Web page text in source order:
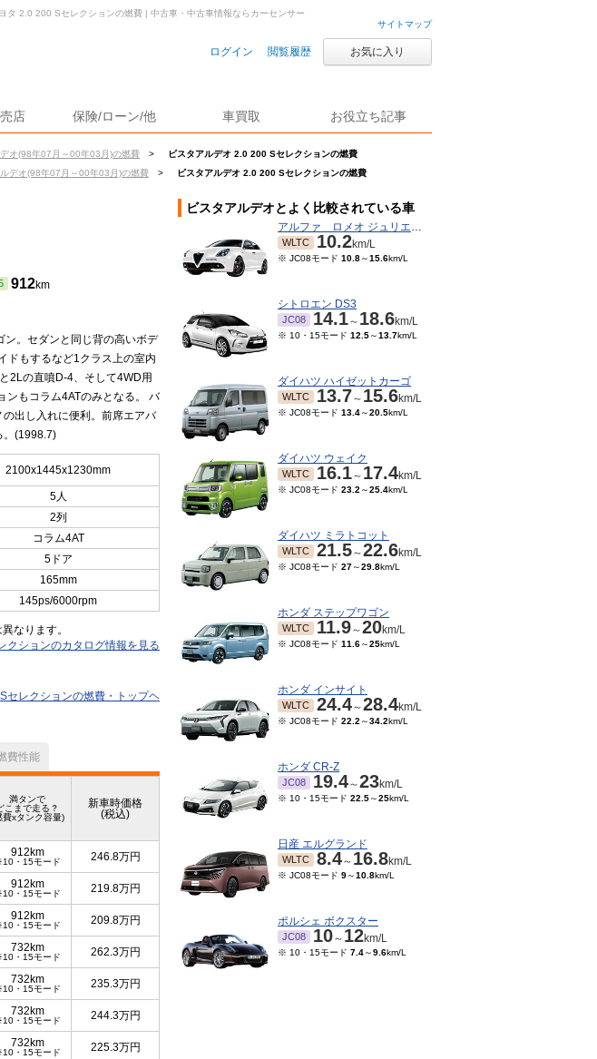
サイトマップ
ログイン 閲覧履歴 お気に入り
店 保険/ローン/他 車買取 お役立ち記事
オ(98年07月～00年03月)の燃費 >
ビスタアルデオ 2.0 200 Sセレクションの燃費
デオ(98年07月～00年03月)の燃費 > ビスタアルデオ 2.0 200 Sセレクションの燃費
タ 2.0 200 Sセレクションの燃費 | 中古車・中古車情報ならカーセンサー
912km
ン。セダンと同じ背の高いボデ
ドもするなど1クラス上の室内
2Lの直噴D-4、そして4WD用
ンもコラム4ATのみとなる。 バ
出し入れに便利。前席エアバ
。(1998.7)
2100x1445x1230mm
5人
2列
コラム4AT
5ドア
165mm
145ps/6000rpm
なります。
クションのカタログ情報を見る
セレクションの燃費・トップヘ
費性能
満タンで
こまで走る？
費xタンク容量)
新車時価格
(税込)
912km
・15モード 246.8万円
912km
・15モード 219.8万円
912km
・15モード 209.8万円
732km
・15モード 262.3万円
732km
・15モード 235.3万円
732km
・15モード 244.3万円
732km
・15モード 225.3万円
ビスタアルデオとよく比較されている車
アルファ ロメオ ジュリエッタ
WLTC 10.2km/L
※ JC08モード 10.8～15.6km/L
シトロエン DS3
JC08 14.1～ 18.6km/L
※ 10・15モード 12.5～13.7km/L
ダイハツ ハイゼットカーゴ
WLTC 13.7～ 15.6km/L
※ JC08モード 13.4～20.5km/L
ダイハツ ウェイク
WLTC 16.1～ 17.4km/L
※ JC08モード 23.2 ～25.4km/L
ダイハツ ミラトコット
WLTC 21.5～22.6km/L
※ JC08モード 27～29.8km/L
ホンダ ステップワゴン
WLTC 11.9～20km/L
※ JC08モード 11.6～25km/L
ホンダ インサイト
WLTC 24.4～28.4km/L
※ JC08モード 22.2 ～34.2km/L
ホンダ CR-Z
JC08 19.4～23km/L
※ 10・15モード 22.5～25km/L
日産 エルグランド
WLTC 8.4～ 16.8km/L
※ JC08モード 9～10.8km/L
ポルシェ ボクスター
JC08 10～ 12km/L
※ 10・15モード 7.4～9.6km/L